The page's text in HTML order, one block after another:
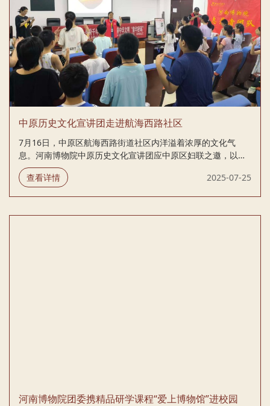
中原历史文化宣讲团走进航海西路社区
7月16日，中原区航海西路街道社区内洋溢着浓厚的文化气
息。河南博物院中原历史文化宣讲团应中原区妇联之邀，以一
场主题为“甲骨千年 见字如面 读懂中华文明的‘童年密码’”的精彩
宣讲活动，为近40名社区儿童开启了穿越三千年的汉字探源之
查看详情 2025-07-25
河南博物院团委携精品研学课程“爱上博物馆”进校园